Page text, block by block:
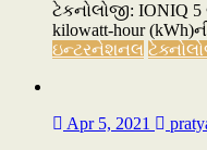
ટેકનોલોજી: IONIQ
kilowatt-hour
ઇન્ટરનેશનલ
Apr 5, 2021